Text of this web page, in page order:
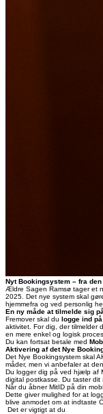
Nyt Bookingsystem – fra
Ældre Sagen Ramsø tager et
2025. Det nye system skal
hjemmefra og ved personlig
En ny måde at tilmelde sig på
Fremover skal du logge ind
aktivitet. For dig, der tilmelder
en mere enkel og logisk
Du kan fortsat betale med
Aktivering af det Nye
Det Nye Bookingsystem skal
måder, men vi anbefaler at
Du logger dig på ved hjælp af
digital postkasse. Du taster dit
Når du åbner MitID på din
Dette giver mulighed for at
blive anmodet om at indtaste
Det er vigtigt at du